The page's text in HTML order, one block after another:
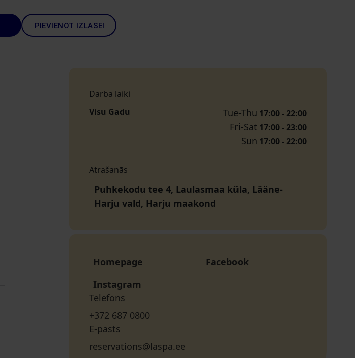
PIEVIENOT IZLASEI
Darba laiki
Visu Gadu
Tue-Thu 17:00 - 22:00
Fri-Sat 17:00 - 23:00
Sun 17:00 - 22:00
Atrašanās
Puhkekodu tee 4, Laulasmaa küla, Lääne-
Harju vald, Harju maakond
Homepage
Facebook
Instagram
Telefons
+372 687 0800
E-pasts
reservations@laspa.ee